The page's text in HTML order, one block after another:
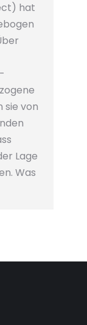
hat
sie von
Lage
Was